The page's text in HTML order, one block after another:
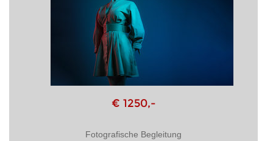
€ 1250,-
Fotografische Begleitung